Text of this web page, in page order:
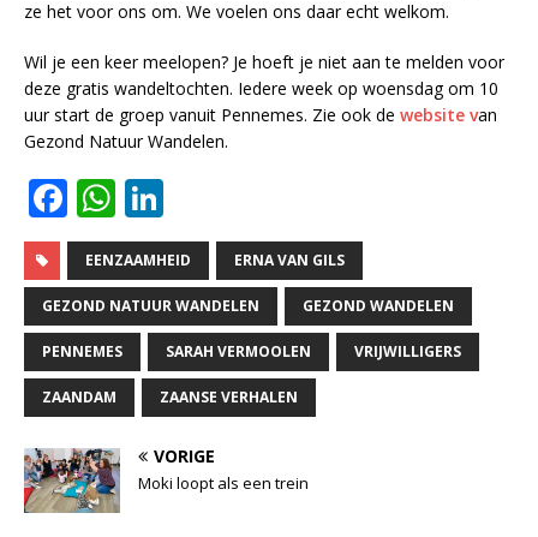
ze het voor ons om. We voelen ons daar echt welkom.
Wil je een keer meelopen? Je hoeft je niet aan te melden voor
deze gratis wandeltochten. Iedere week op woensdag om 10
uur start de groep vanuit Pennemes. Zie ook de website van
Gezond Natuur Wandelen.
F
a
c
e
b
o
o
k
W
h
at
s
A
p
p
n
k
e
dI
n
EENZAAMHEID ERNA VAN GILS
GEZOND NATUUR WANDELEN GEZOND WANDELEN
PENNEMES SARAH VERMOOLEN VRIJWILLIGERS
ZAANDAM ZAANSE VERHALEN
VORIGE
Moki loopt als een trein